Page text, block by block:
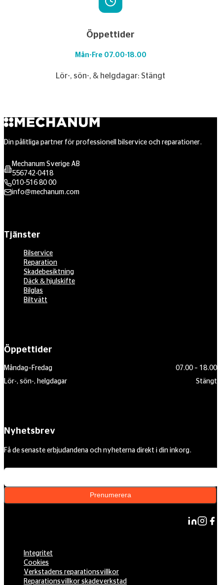
Öppettider
Mån-Fre 07.00-18.00
Lör-, sön-, & helgdagar: Stängt
Din pålitliga partner för professionell bilservice och reparationer.
Mechanum Sverige AB
556742-0418
010-516 80 00
info@mechanum.com
Tjänster
Bilservice
Reparation
Skadebesiktning
Däck & hjulskifte
Bilglas
Biltvätt
Öppettider
Måndag–Fredag
07.00 – 18.00
Lör-, sön-, helgdagar
Stängt
Nyhetsbrev
Få de senaste erbjudandena och nyheterna direkt i din inkorg.
Prenumerera
Integritet
Cookies
Verkstadens reparationsvillkor
Reparationsvillkor skadeverkstad